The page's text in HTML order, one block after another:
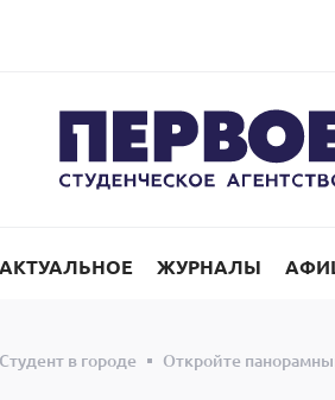
АКТУАЛЬНОЕ ЖУРНАЛЫ
Студент в городе Откройте